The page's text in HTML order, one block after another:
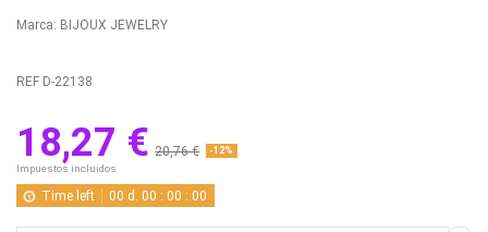
Marca: BIJOUX JEWELRY
REF D-22138
18,27 € 20,76 € -12%
Impuestos incluidos
Time left 00 d. 00 :00 :00